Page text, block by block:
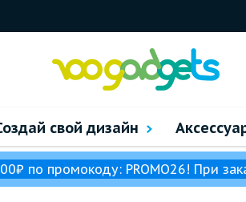
свой дизайн
по промокоду: PROMO26! При